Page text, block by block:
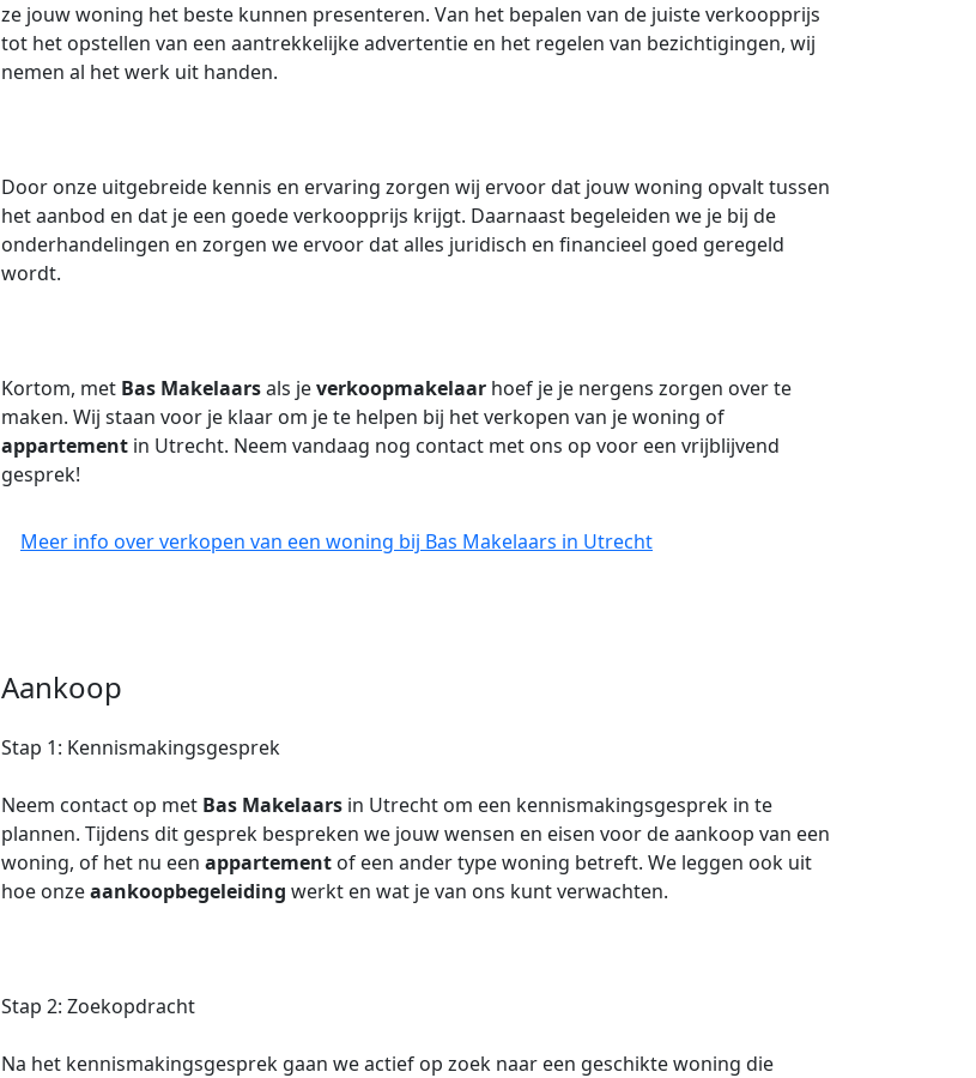
ze jouw woning het beste kunnen presenteren. Van het bepalen van de juiste verkoopprijs
tot het opstellen van een aantrekkelijke advertentie en het regelen van bezichtigingen, wij
nemen al het werk uit handen.
Door onze uitgebreide kennis en ervaring zorgen wij ervoor dat jouw woning opvalt tussen
het aanbod en dat je een goede verkoopprijs krijgt. Daarnaast begeleiden we je bij de
onderhandelingen en zorgen we ervoor dat alles juridisch en financieel goed geregeld
wordt.
Kortom, met Bas Makelaarsals jeverkoopmakelaar hoef je je nergens zorgen over te
maken. Wij staan voor je klaar om je te helpen bij het verkopen van je woning of
appartement in Utrecht. Neem vandaag nog contact met ons op voor een vrijblijvend
gesprek!
Meer info over verkopen van een woning bij Bas Makelaars in Utrecht
Aankoop
Stap 1: Kennismakingsgesprek
Neem contact op met Bas Makelaars in Utrecht om een kennismakingsgesprek in te
plannen. Tijdens dit gesprek bespreken we jouw wensen en eisen voor de aankoop van een
woning, of het nu een appartement of een ander type woning betreft. We leggen ook uit
hoe onzeaankoopbegeleiding werkt en wat je van ons kunt verwachten.
Stap 2: Zoekopdracht
Na het kennismakingsgesprek gaan we actief op zoek naar een geschikte woning die